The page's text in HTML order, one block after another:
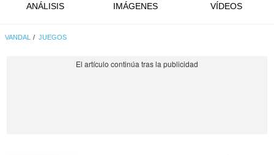
ANÁLISIS
IMÁGENES VÍDEOS
VANDAL JUEGOS